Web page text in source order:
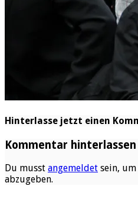
Hinterlasse jetzt einen
Kommentar hinterlassen
Du musst angemeldet sein,
abzugeben.